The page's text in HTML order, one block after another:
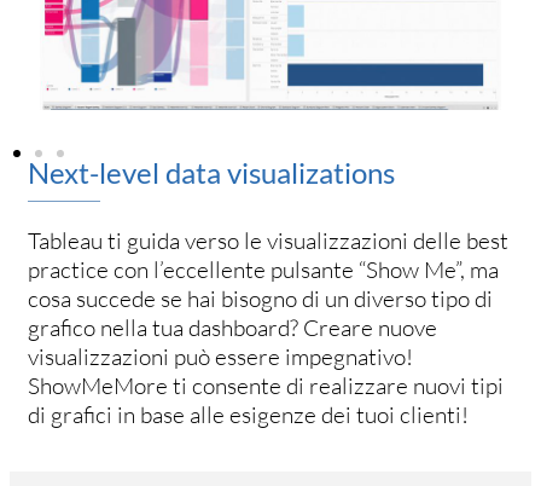
Next-level data visualizations
Tableau ti guida verso le visualizzazioni delle best
practice con l’eccellente pulsante “Show Me”, ma
cosa succede se hai bisogno di un diverso tipo di
grafico nella tua dashboard? Creare nuove
visualizzazioni può essere impegnativo!
ShowMeMore ti consente di realizzare nuovi tipi
di grafici in base alle esigenze dei tuoi clienti!